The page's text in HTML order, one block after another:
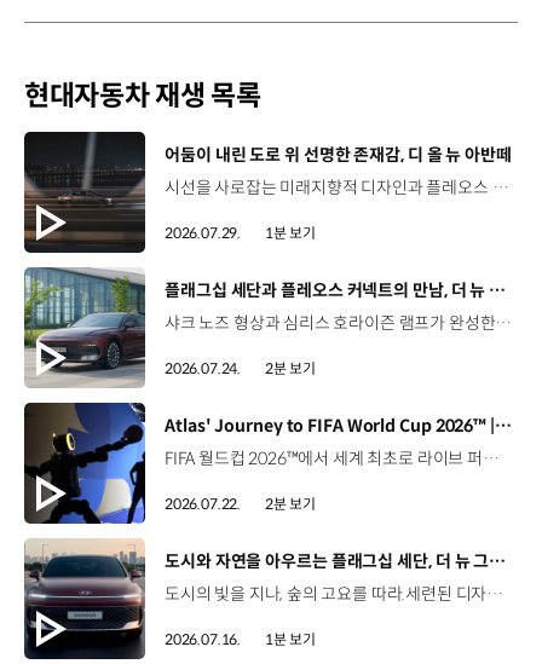
현대자동차 재생 목록
[동영상]
어둠이 내린 도로 위 선명한 존재감, 디 올 뉴 아반떼
시선을 사로잡는 미래지향적 디자인과 플레오스 커넥트로 완성한 디지털 경험까지.세단의 새로운 기준을 제시하는 디 올 뉴 아반떼를 만나보세요. *본 영상은 AI를 활용해 제작했습니다. #현대자동차 #디올뉴아반떼 #아반떼 #플레오스커넥트 #글레오AI 유튜브 쇼츠 보기
2026.07.29. 1분 보기
[동영상]
플래그십 세단과 플레오스 커넥트의 만남, 더 뉴 그랜저
샤크 노즈 형상과 심리스 호라이즌 램프가 완성한 세련된 외관플레오스 커넥트와 Gleo AI가 만드는 스마트한 운전 경험까지. 새롭게 진화한 더 뉴 그랜저를 영상으로 만나보세요. #현대자동차 #더뉴그랜저 #플레오스커넥트 #그랜저 #플래그십세단 #TheNewGrandeur #PleosConnect
2026.07.24. 2분 보기
[동영상]
Atlas' Journey to FIFA World Cup 2026™ | 보스턴 다이나믹스
FIFA 월드컵 2026™에서 세계 최초로 라이브 퍼포먼스를 선보인 아틀라스.그 현장을 완성한 시니어 프로그램 매니저 세스 데이비스(Seth Davis)가 전하는 퍼포먼스의 비하인드 스토리를 만나보세요. 인터뷰 전문 보기 ▶ 자세히 보기 ▶ #현대자동차 #보스턴다이나믹스 #아틀라스 #로보틱스 #BostonDynamics #Atlas #Robotics #NextStartsNow
2026.07.22. 2분 보기
[동영상]
도시와 자연을 아우르는 플래그십 세단, 더 뉴 그랜저
도시의 빛을 지나, 숲의 고요를 따라.세련된 디자인과 정제된 주행 감각으로모든 순간을 편안하게 완성하는 더 뉴 그랜저를 만나보세요. *본 영상은 AI를 활용해 제작했습니다. #현대자동차 #더뉴그랜저 #플래그십세단 #그랜저 #플레오스커넥트
2026.07.16. 1분 보기